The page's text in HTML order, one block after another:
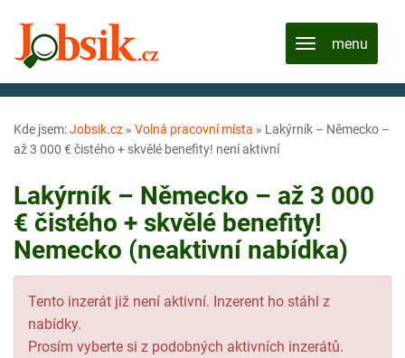
Kde jsem:Jobsik.cz » Volná pracovní místa » Lakýrník – Německo –
až 3 000 € čistého + skvělé benefity! není aktivní
Lakýrník – Německo – až 3 000
€ čistého + skvělé benefity!
Nemecko (neaktivní nabídka)
Tento inzerát již není aktivní. Inzerent ho stáhl z
nabídky.
Prosím vyberte si z podobných aktivních inzerátů.